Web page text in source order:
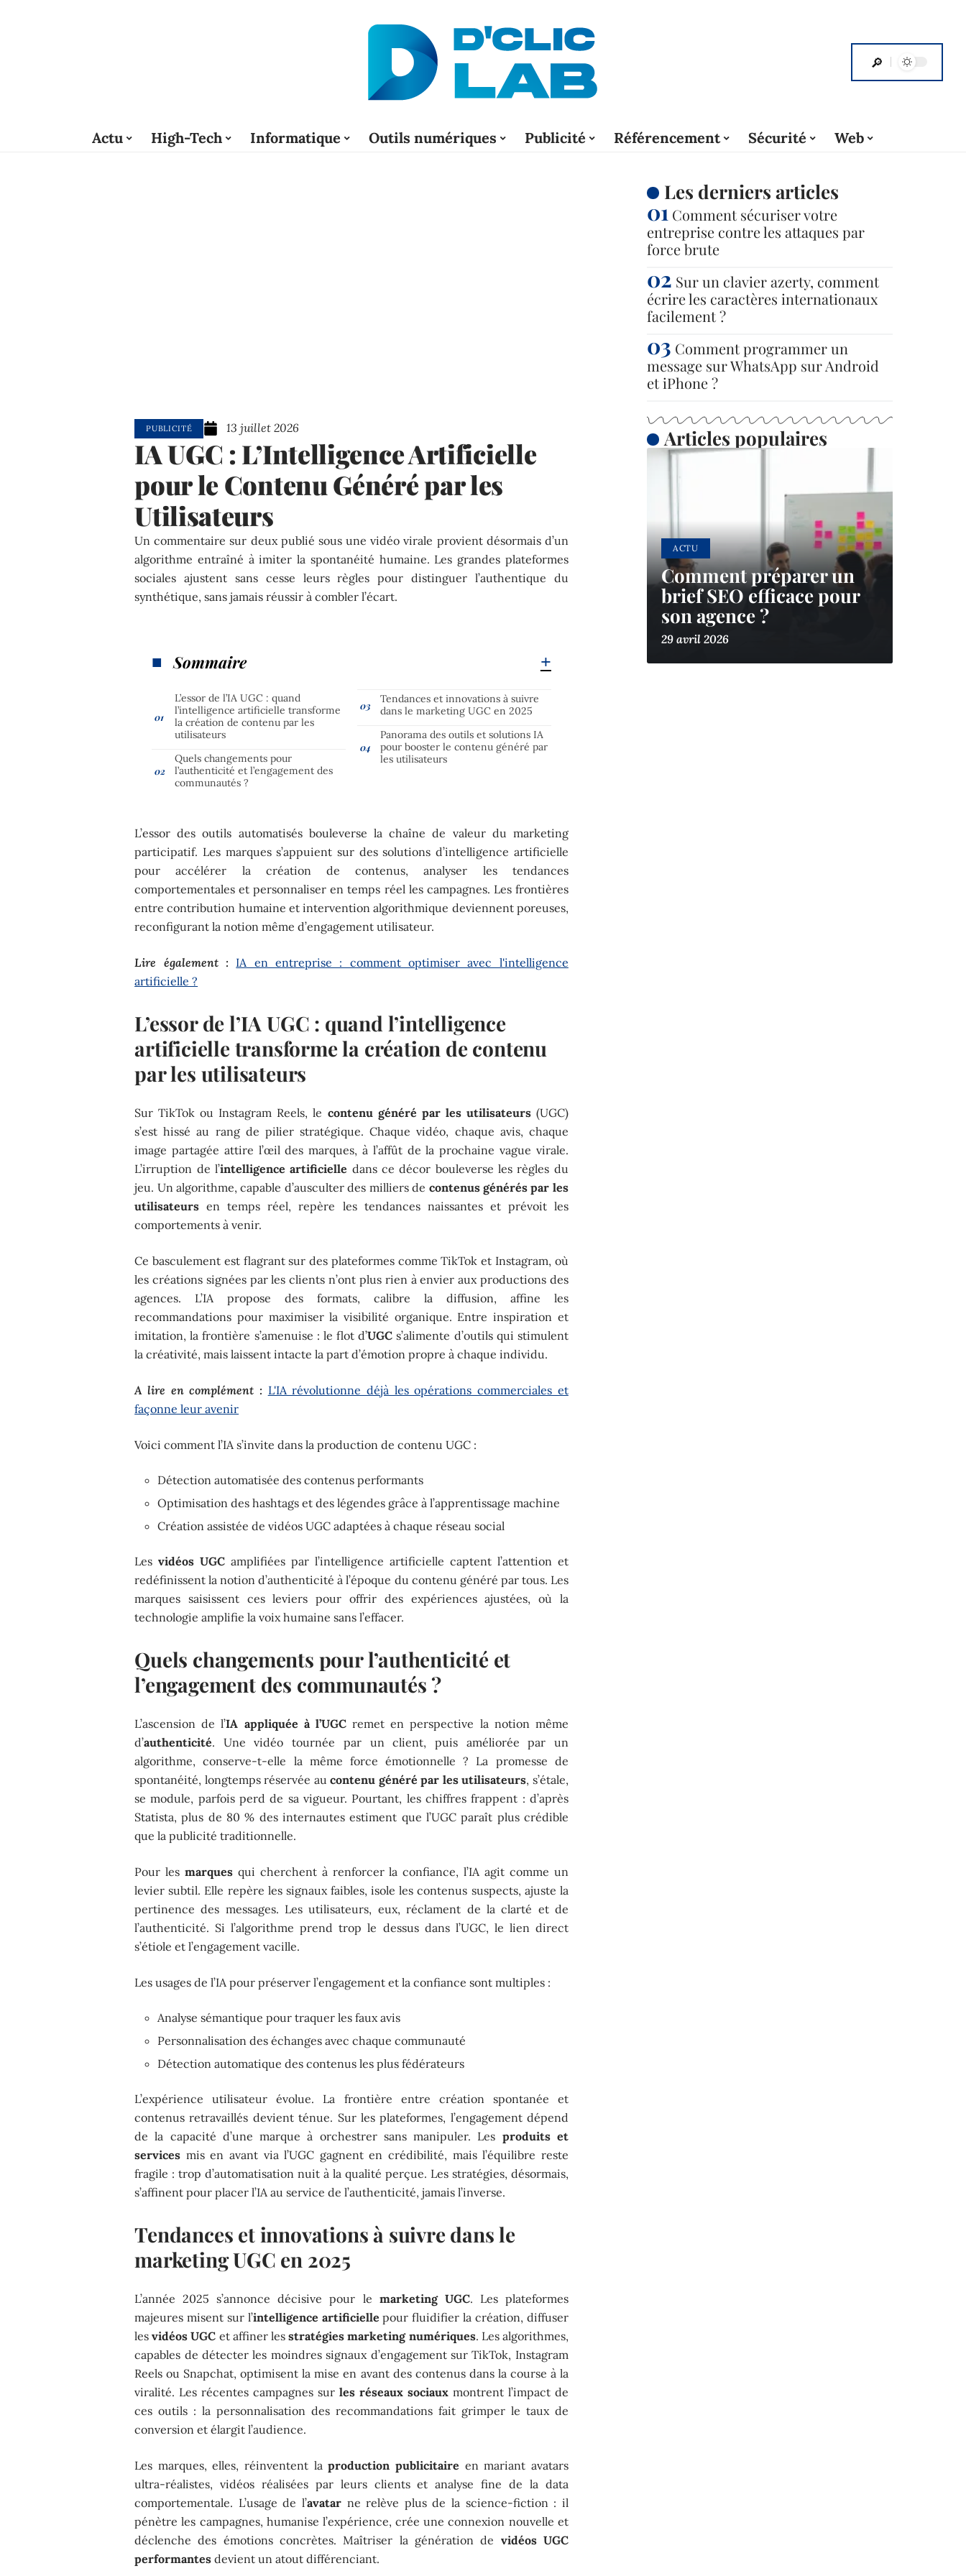
Actu High-Tech Informatique Outils numériques Publicité Référencement Sécurité Web
PUBLICITÉ 13 juillet 2026
IA UGC : L’Intelligence Artificielle
pour le Contenu Généré par les
Utilisateurs
Un commentaire sur deux publié sous une vidéo virale provient désormais d’un
algorithme entraîné à imiter la spontanéité humaine. Les grandes plateformes
sociales ajustent sans cesse leurs règles pour distinguer l’authentique du
synthétique, sans jamais réussir à combler l’écart.
Sommaire
L’essor de l’IA UGC : quand
l’intelligence artificielle transforme
la création de contenu par les
utilisateurs
Quels changements pour
l’authenticité et l’engagement des
communautés ?
Tendances et innovations à suivre
dans le marketing UGC en 2025
Panorama des outils et solutions IA
pour booster le contenu généré par
les utilisateurs
L’essor des outils automatisés bouleverse la chaîne de valeur du marketing
participatif. Les marques s’appuient sur des solutions d’intelligence artificielle
pour accélérer la création de contenus, analyser les tendances
comportementales et personnaliser en temps réel les campagnes. Les frontières
entre contribution humaine et intervention algorithmique deviennent poreuses,
reconfigurant la notion même d’engagement utilisateur.
Lire également : IA en entreprise : comment optimiser avec l'intelligence
artificielle ?
L’essor de l’IA UGC : quand l’intelligence
artificielle transforme la création de contenu
par les utilisateurs
Sur TikTok ou Instagram Reels, le contenu généré par les utilisateurs(UGC)
s’est hissé au rang de pilier stratégique. Chaque vidéo, chaque avis, chaque
image partagée attire l’œil des marques, à l’affût de la prochaine vague virale.
L’irruption de l’intelligence artificielle dans ce décor bouleverse les règles du
jeu. Un algorithme, capable d’ausculter des milliers de contenus générés par les
utilisateurs en temps réel, repère les tendances naissantes et prévoit les
comportements à venir.
Ce basculement est flagrant sur des plateformes comme TikTok et Instagram, où
les créations signées par les clients n’ont plus rien à envier aux productions des
agences. L’IA propose des formats, calibre la diffusion, affine les
recommandations pour maximiser la visibilité organique. Entre inspiration et
imitation, la frontière s’amenuise : le flot d’UGC s’alimente d’outils qui stimulent
la créativité, mais laissent intacte la part d’émotion propre à chaque individu.
A lire en complément : L'IA révolutionne déjà les opérations commerciales et
façonne leur avenir
Voici comment l’IA s’invite dans la production de contenu UGC :
Détection automatisée des contenus performants
Optimisation des hashtags et des légendes grâce à l’apprentissage machine
Création assistée de vidéos UGC adaptées à chaque réseau social
Lesvidéos UGC amplifiées par l’intelligence artificielle captent l’attention et
redéfinissent la notion d’authenticité à l’époque du contenu généré par tous. Les
marques saisissent ces leviers pour offrir des expériences ajustées, où la
technologie amplifie la voix humaine sans l’effacer.
Quels changements pour l’authenticité et
l’engagement des communautés ?
L’ascension de l’IA appliquée à l’UGCremet en perspective la notion même
d’authenticité. Une vidéo tournée par un client, puis améliorée par un
algorithme, conserve-t-elle la même force émotionnelle ? La promesse de
spontanéité, longtemps réservée aucontenu généré par les utilisateurs, s’étale,
se module, parfois perd de sa vigueur. Pourtant, les chiffres frappent : d’après
Statista, plus de 80 % des internautes estiment que l’UGC paraît plus crédible
que la publicité traditionnelle.
Pour les marquesqui cherchent à renforcer la confiance, l’IA agit comme un
levier subtil. Elle repère les signaux faibles, isole les contenus suspects, ajuste la
pertinence des messages. Les utilisateurs, eux, réclament de la clarté et de
l’authenticité. Si l’algorithme prend trop le dessus dans l’UGC, le lien direct
s’étiole et l’engagement vacille.
Les usages de l’IA pour préserver l’engagement et la confiance sont multiples :
Analyse sémantique pour traquer les faux avis
Personnalisation des échanges avec chaque communauté
Détection automatique des contenus les plus fédérateurs
L’expérience utilisateur évolue. La frontière entre création spontanée et
contenus retravaillés devient ténue. Sur les plateformes, l’engagement dépend
de la capacité d’une marque à orchestrer sans manipuler. Les produits et
services mis en avant via l’UGC gagnent en crédibilité, mais l’équilibre reste
fragile : trop d’automatisation nuit à la qualité perçue. Les stratégies, désormais,
s’affinent pour placer l’IA au service de l’authenticité, jamais l’inverse.
Tendances et innovations à suivre dans le
marketing UGC en 2025
L’année 2025 s’annonce décisive pour le marketing UGC. Les plateformes
majeures misent sur l’intelligence artificielle pour fluidifier la création, diffuser
lesvidéos UGC et affiner lesstratégies marketing numériques. Les algorithmes,
capables de détecter les moindres signaux d’engagement sur TikTok, Instagram
Reels ou Snapchat, optimisent la mise en avant des contenus dans la course à la
viralité. Les récentes campagnes sur les réseaux sociaux montrent l’impact de
ces outils : la personnalisation des recommandations fait grimper le taux de
conversion et élargit l’audience.
Les marques, elles, réinventent laproduction publicitaire en mariant avatars
ultra-réalistes, vidéos réalisées par leurs clients et analyse fine de la data
comportementale. L’usage de l’avatarne relève plus de la science-fiction : il
pénètre les campagnes, humanise l’expérience, crée une connexion nouvelle et
déclenche des émotions concrètes. Maîtriser la génération de vidéos UGC
performantes devient un atout différenciant.
Les derniers articles
Comment sécuriser votre
entreprise contre les attaques par
force brute
Sur un clavier azerty, comment
écrire les caractères internationaux
facilement ?
Comment programmer un
message sur WhatsApp sur Android
et iPhone ?
Articles populaires
ACTU
Comment préparer un
brief SEO efficace pour
son agence ?
29 avril 2026